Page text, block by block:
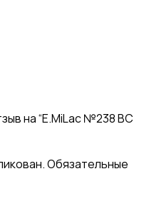
на “E.MiLac №238 BC
Обязательные